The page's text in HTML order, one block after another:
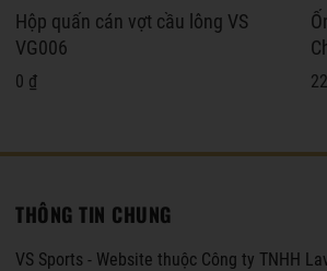
Hộp quấn cán vợt cầu lông VS
VG006
0 ₫
THÔNG TIN CHUNG
VS Sports - Website thuộc Công ty TNHH